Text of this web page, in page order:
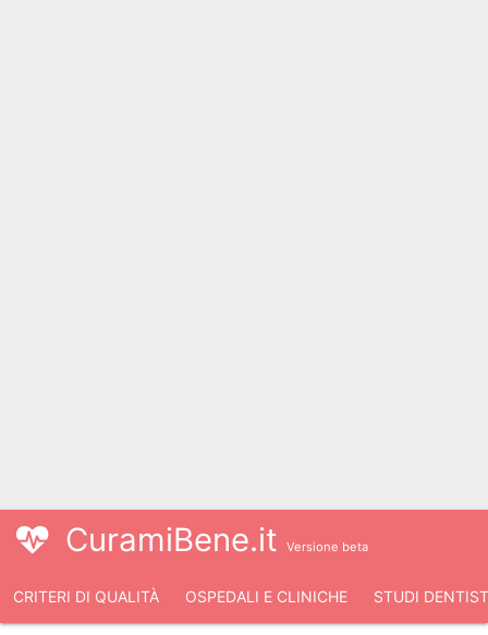
CuramiBene.it Versione beta
CRITERI DI QUALITÀ OSPEDALI E CLINICHE STUDI